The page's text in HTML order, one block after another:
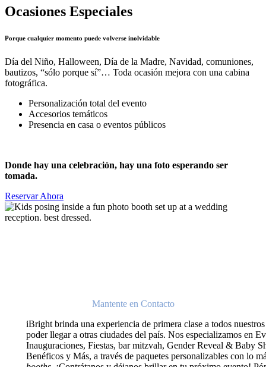
Ocasiones Especiales
Porque cualquier momento puede volverse inolvidable
Día del Niño, Halloween, Día de la Madre, Navidad, comuniones,
bautizos, “sólo porque sí”… Toda ocasión mejora con una cabina
fotográfica.
Personalización total del evento
Accesorios temáticos
Presencia en casa o eventos públicos
Donde hay una celebración, hay una foto esperando ser
tomada.
Reservar Ahora
Mantente en Contacto
iBright brinda una experiencia de primera clase a todos
poder llegar a otras ciudades del país. Nos especializamos en
Inauguraciones, Fiestas, bar mitzvah, Gender Reveal & Baby
Benéficos y Más, a través de paquetes personalizables con lo